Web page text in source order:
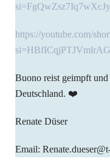
si=FgQwZsz7Iq7wXcJy
https://youtube.com/
si=HBfICqjPTJVmlrAG
Buono reist geimpft
Deutschland. ❤️
Renate
Email: